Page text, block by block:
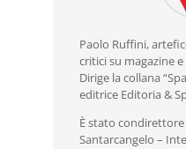
Paolo Ruffini,
critici su magazine
Dirige la collana
editrice Editoria &
È stato
Santarcangelo –